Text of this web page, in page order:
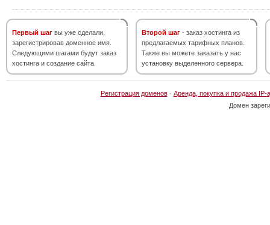
Первый шаг вы уже сделали,
зарегистрировав доменное имя.
Следующими шагами будут заказ
хостинга и создание сайта.
Второй шаг - заказ хостинга из
предлагаемых тарифных планов.
Также вы можете заказать у нас
установку выделенного сервера.
Регистрация доменов· Аренда, покупка и продажа IP-
Домен